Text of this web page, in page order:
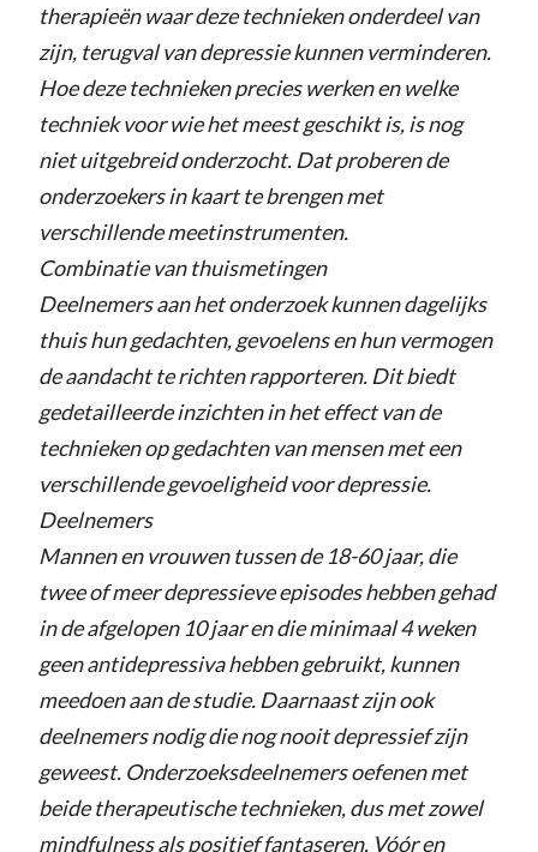
therapieën waar deze technieken onderdeel van
zijn, terugval van depressie kunnen verminderen.
Hoe deze technieken precies werken en welke
techniek voor wie het meest geschikt is, is nog
niet uitgebreid onderzocht. Dat proberen de
onderzoekers in kaart te brengen met
verschillende meetinstrumenten.
Combinatie van thuismetingen
Deelnemers aan het onderzoek kunnen dagelijks
thuis hun gedachten, gevoelens en hun vermogen
de aandacht te richten rapporteren. Dit biedt
gedetailleerde inzichten in het effect van de
technieken op gedachten van mensen met een
verschillende gevoeligheid voor depressie.
Deelnemers
Mannen en vrouwen tussen de 18-60 jaar, die
twee of meer depressieve episodes hebben gehad
in de afgelopen 10 jaar en die minimaal 4 weken
geen antidepressiva hebben gebruikt, kunnen
meedoen aan de studie. Daarnaast zijn ook
deelnemers nodig die nog nooit depressief zijn
geweest. Onderzoeksdeelnemers oefenen met
beide therapeutische technieken, dus met zowel
mindfulness als positief fantaseren. Vóór en